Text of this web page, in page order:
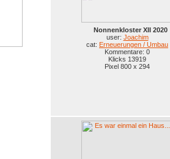
Nonnenkloster XII 2020
user: Joachim
cat: Erneuerungen / Umbau
Kommentare: 0
Klicks 13919
Pixel 800 x 294